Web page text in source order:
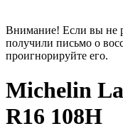
Внимание! Если вы не
получили письмо о
проигнорируйте его.
Michelin
R16 108H